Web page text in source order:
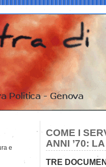
COME I
ANNI ’70:
TRE
e